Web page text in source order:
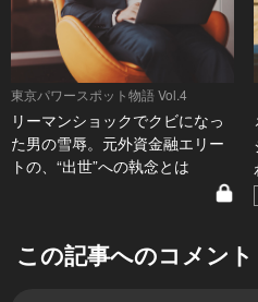
東京パワースポット物語 Vol.4
リーマンショックでクビになっ
た男の雪辱。元外資金融エリー
トの、“出世”への執念とは
この記事へのコメント